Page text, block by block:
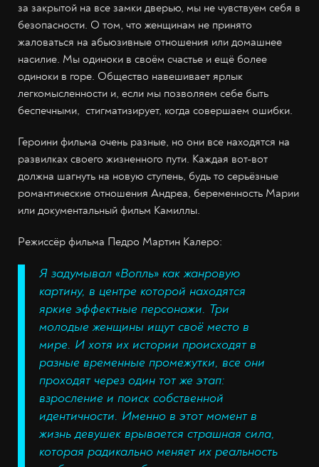
за закрытой на все замки дверью, мы не чувствуем себя в
безопасности. О том, что женщинам не принято
жаловаться на абьюзивные отношения или домашнее
насилие. Мы одиноки в своём счастье и ещё более
одиноки в горе. Общество навешивает ярлык
легкомысленности и, если мы позволяем себе быть
беспечными, стигматизирует, когда совершаем ошибки.
Героини фильма очень разные, но они все находятся на
развилках своего жизненного пути. Каждая вот-вот
должна шагнуть на новую ступень, будь то серьёзные
романтические отношения Андреа, беременность Марии
или документальный фильм Камиллы.
Режиссёр фильма Педро Мартин Калеро:
Я задумывал «Вопль» как жанровую
картину, в центре которой находятся
яркие эффектные персонажи. Три
молодые женщины ищут своё место в
мире. И хотя их истории происходят в
разные временные промежутки, все они
проходят через один тот же этап:
взросление и поиск собственной
идентичности. Именно в этот момент в
жизнь девушек врывается страшная сила,
которая радикально меняет их реальность